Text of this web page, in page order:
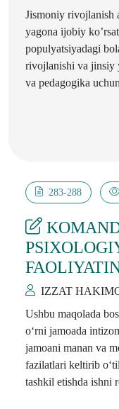
Jismoniy rivojlanish
yagona ijobiy
populyatsiyadagi
rivojlanishi va jinsiy
va pedagogika
283-288
IZZAT
Ushbu maqolada
o‘rni jamoada
jamoani manan va
fazilatlari keltirib
tashkil etishda ishni